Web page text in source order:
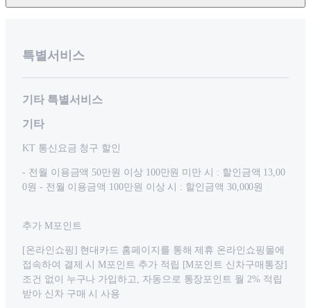
특별서비스
기타 특별서비스
기타
KT 통신요금 청구 할인
- 전월 이용금액 50만원 이상 100만원 미만 시 : 할인금액 13,00
0원 - 전월 이용금액 100만원 이상 시 : 할인금액 30,000원
추가 M포인트
[온라인쇼핑] 현대카드 홈페이지를 통해 제휴 온라인쇼핑몰에
접속하여 결제 시 M포인트 추가 적립 [M포인트 신차구매통장]
조건 없이 누구나 가입하고, 자동으로 통장포인트 월 2% 적립
받아 신차 구매 시 사용